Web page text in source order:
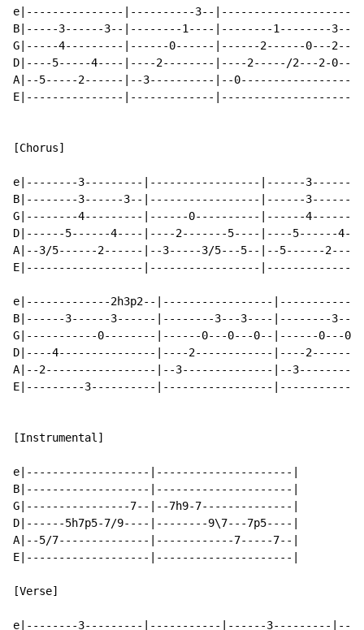
e|---------------|----------3--|--------------------|
B|-----3------3--|--------1----|--------1--------3--|
G|-----4---------|------0------|------2------0---2--|
D|----5-----4----|----2--------|----2-----/2---2-0--|
A|--5-----2------|--3----------|--0-----------------|
E|---------------|-------------|--------------------|
[Chorus]
e|--------3---------|-----------------|------
B|--------3------3--|-----------------|------3------
G|--------4---------|------0----------|------
D|------5------4----|----2-------5----|----5------
A|--3/5------2------|--3-----3/5---5--|--5------
E|------------------|-----------------
e|-------------2h3p2--|-----------------
B|------3------3------|--------3---3----|--------3---
G|-----------0--------|------0---0---0--|------0---
D|----4---------------|----2------------|----
A|--2-----------------|--3--------------|--
E|---------3----------|-----------------
[Instrumental]
e|-------------------|---------------------|
B|-------------------|---------------------|
G|----------------7--|--7h9-7--------------|
D|------5h7p5-7/9----|--------9\7---7p5----|
A|--5/7--------------|------------7-----7--|
E|-------------------|---------------------|
[Verse]
e|--------3---------|-----------|------3---------